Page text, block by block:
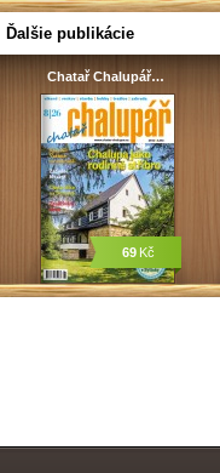
Ďalšie publikácie
Chatař Chalupář…
69 Kč